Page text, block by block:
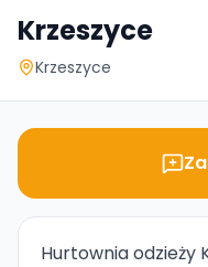
Krzeszyce
Krzeszyce
Hurtownia odzieży